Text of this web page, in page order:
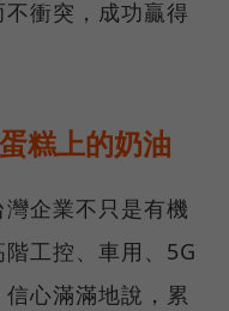
衝突，成功贏得
糕上的奶油
灣企業不只是有機
工控、車用、5G
心滿滿地說，累